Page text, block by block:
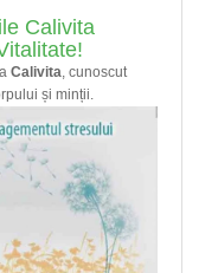
Calivita
Calivita , cunoscut
și minții.